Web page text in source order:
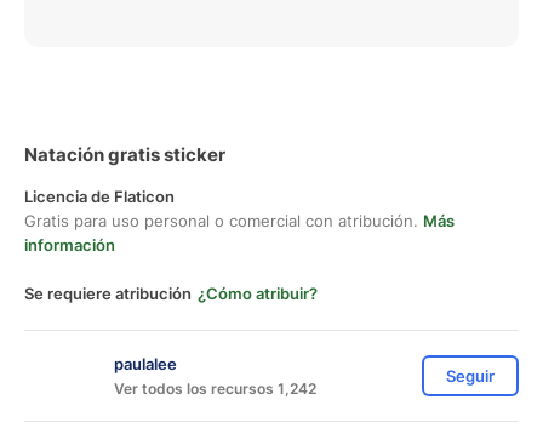
Natación gratis sticker
Licencia de Flaticon
Gratis para uso personal o comercial con atribución. Más
información
Se requiere atribución ¿Cómo atribuir?
paulalee
Ver todos los recursos 1,242
Seguir